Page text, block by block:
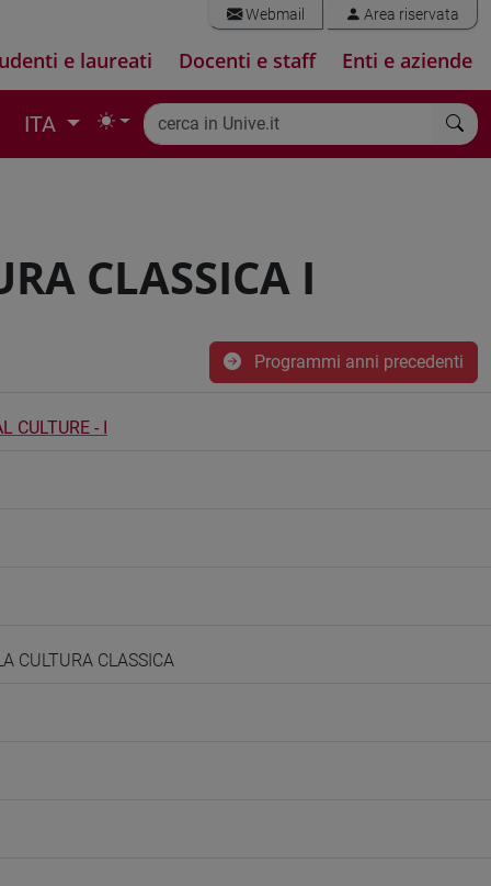
Webmail Area riservata
e laureati Docenti e staff Enti e aziende
ITA
CLASSICA I
Programmi anni precedenti
CULTURE - I
CULTURA CLASSICA